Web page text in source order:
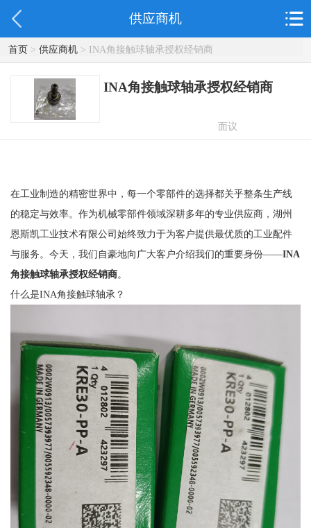
供应商机
首页> 供应商机> INA角接触球轴承授权经销商
INA角接触球轴承授权经销商
面议
在工业制造的精密世界中，每一个零部件的选择都关乎整条生产线
的稳定与效率。作为机械零部件领域深耕多年的专业供应商，湖州
恩斯凯工业技术有限公司始终致力于为客户提供最优质的工业配件
与服务。今天，我们自豪地向广大客户介绍我们的重要身份——INA
角接触球轴承授权经销商。
什么是INA角接触球轴承？